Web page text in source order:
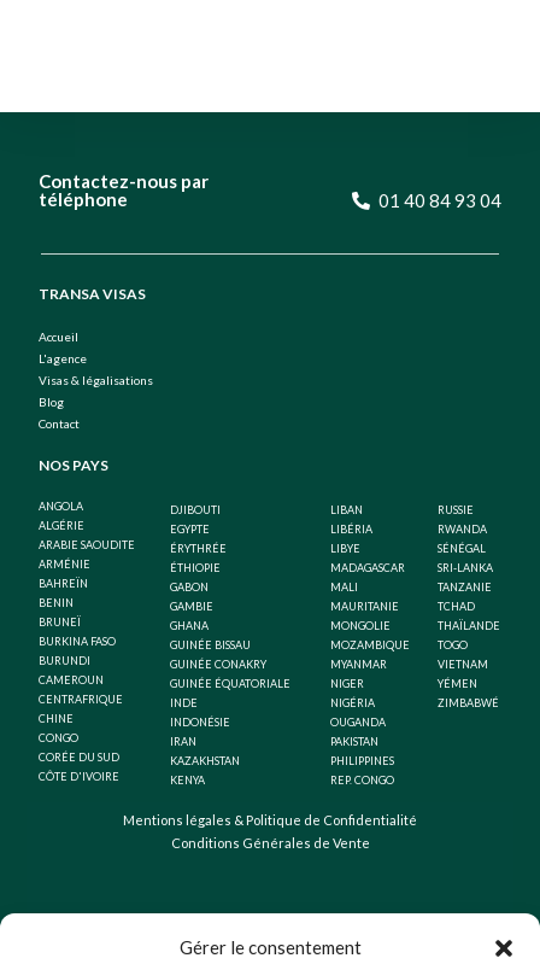
Gérer le consentement
Contactez-nous par
téléphone
01 40 84 93 04
TRANSA VISAS
Accueil
L'agence
Visas & légalisations
Blog
Contact
NOS PAYS
ANGOLA
ALGÉRIE
ARABIE SAOUDITE
ARMÉNIE
BAHREÏN
BENIN
BRUNEÏ
BURKINA FASO
BURUNDI
CAMEROUN
CENTRAFRIQUE
CHINE
CONGO
CORÉE DU SUD
CÔTE D'IVOIRE
DJIBOUTI
EGYPTE
ÉRYTHRÉE
ÉTHIOPIE
GABON
GAMBIE
GHANA
GUINÉE BISSAU
GUINÉE CONAKRY
GUINÉE ÉQUATORIALE
INDE
INDONÉSIE
IRAN
KAZAKHSTAN
KENYA
LIBAN
LIBÉRIA
LIBYE
MADAGASCAR
MALI
MAURITANIE
MONGOLIE
MOZAMBIQUE
MYANMAR
NIGER
NIGÉRIA
OUGANDA
PAKISTAN
PHILIPPINES
REP. CONGO
RUSSIE
RWANDA
SÉNÉGAL
SRI-LANKA
TANZANIE
TCHAD
THAÏLANDE
TOGO
VIETNAM
YÉMEN
ZIMBABWÉ
Mentions légales & Politique de Confidentialité
Conditions Générales de Vente